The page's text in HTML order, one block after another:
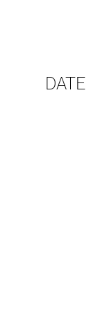
DATE